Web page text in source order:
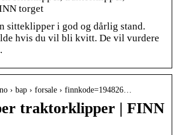
torget
sitteklipper i god og dårlig stand.
hvis du vil bli kvitt. De vil vurdere
› bap › forsale › finnkode=194826…
traktorklipper | FINN